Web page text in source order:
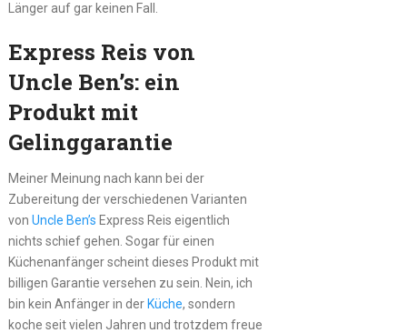
Länger auf gar keinen Fall.
Express Reis von
Uncle Ben’s: ein
Produkt mit
Gelinggarantie
Meiner Meinung nach kann bei der
Zubereitung der verschiedenen Varianten
von Uncle Ben’s Express Reis eigentlich
nichts schief gehen. Sogar für einen
Küchenanfänger scheint dieses Produkt mit
billigen Garantie versehen zu sein. Nein, ich
bin kein Anfänger in der Küche, sondern
koche seit vielen Jahren und trotzdem freue